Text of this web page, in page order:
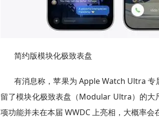
简约版模块化极致表盘
有消息称，苹果为 Apple Watch Ultra
留了模块化极致表盘（Modular Ultra）的大
项功能并未在本届 WWDC 上亮相，大概率会